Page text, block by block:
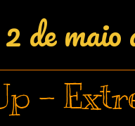
de maio
-